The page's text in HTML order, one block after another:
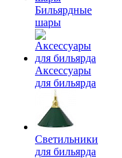
Бильярдные
шары
Аксессуары
для бильярда
Светильники
для бильярда